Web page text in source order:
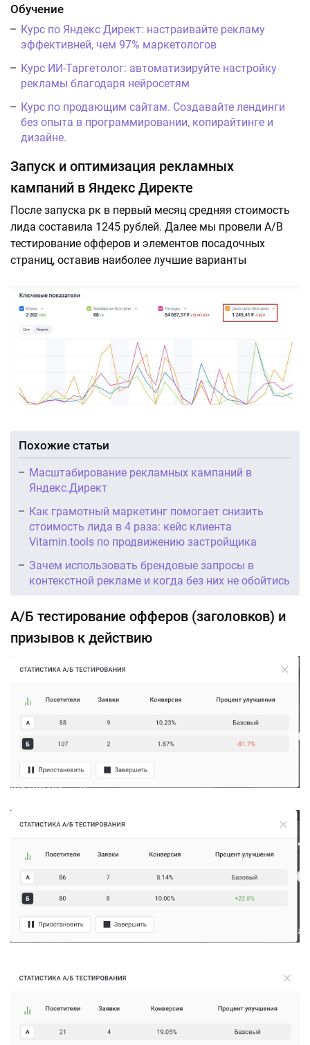
Обучение
Курс по Яндекс Директ: настраивайте рекламу
эффективней, чем 97% маркетологов
Курс ИИ-Таргетолог: автоматизируйте настройку
рекламы благодаря нейросетям
Курс по продающим сайтам. Создавайте лендинги
без опыта в программировании, копирайтинге и
дизайне.
Запуск и оптимизация рекламных
кампаний в Яндекс Директе
После запуска рк в первый месяц средняя стоимость
лида составила 1245 рублей. Далее мы провели A/B
тестирование офферов и элементов посадочных
страниц, оставив наиболее лучшие варианты
Похожие статьи
Масштабирование рекламных кампаний в
Яндекс.Директ
Как грамотный маркетинг помогает снизить
стоимость лида в 4 раза: кейс клиента
Vitamin.tools по продвижению застройщика
Зачем использовать брендовые запросы в
контекстной рекламе и когда без них не обойтись
А/Б тестирование офферов (заголовков) и
призывов к действию